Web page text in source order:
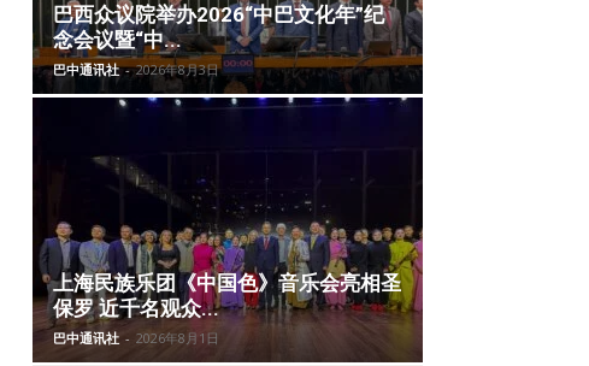
巴西众议院举办2026“中巴文化年”纪
念会议暨“中...
巴中通讯社 - 2026年8月3日
上海民族乐团《中国色》音乐会亮相圣
保罗 近千名观众...
巴中通讯社 - 2026年8月1日